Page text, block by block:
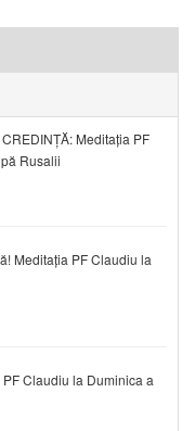
Meditația PF
Rusalii
Meditația PF Claudiu la
Claudiu la Duminica a